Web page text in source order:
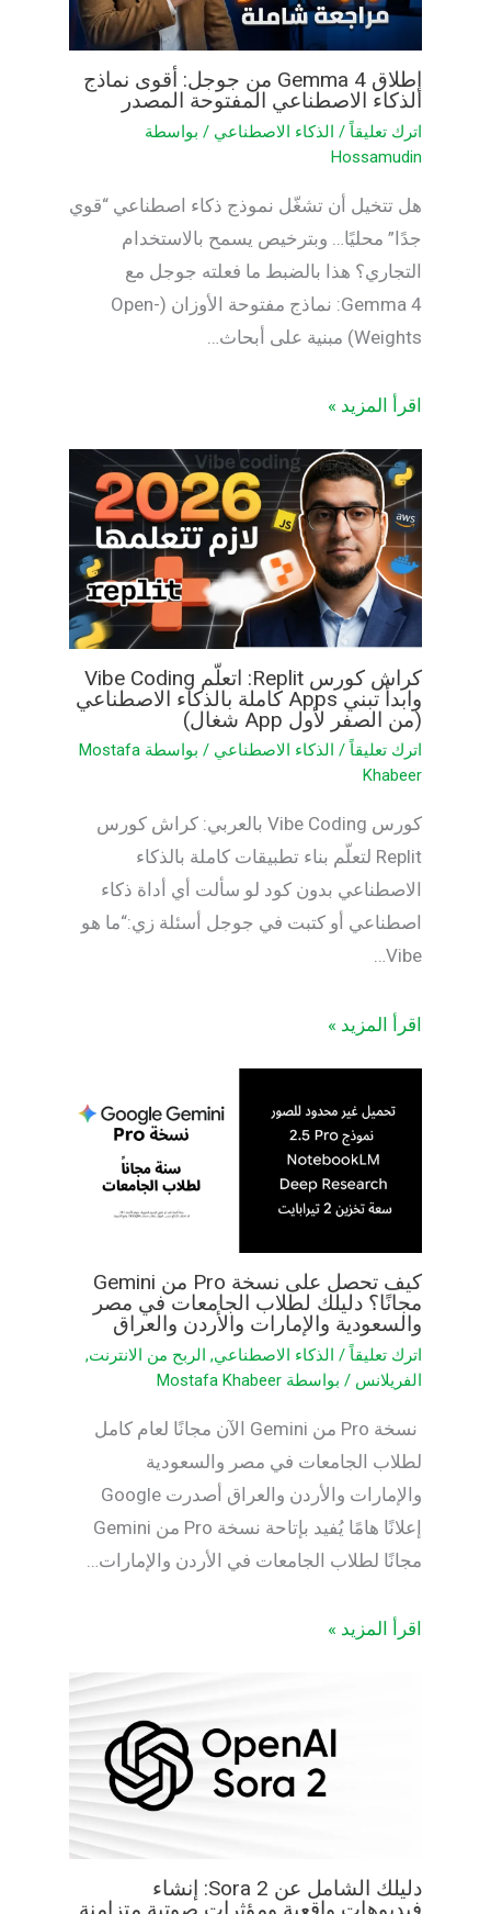
إطلاق Gemma 4 من جوجل: أقوى نماذج
الذكاء الاصطناعي المفتوحة المصدر
اترك تعليقاً / الذكاء الاصطناعي / بواسطة
Hossamudin
هل تتخيل أن تشغّل نموذج ذكاء اصطناعي “قوي
جدًا” محليًا… وبترخيص يسمح بالاستخدام
التجاري؟ هذا بالضبط ما فعلته جوجل مع
Gemma 4: نماذج مفتوحة الأوزان (Open-
Weights) مبنية على أبحاث…
اقرأ المزيد »
كراش كورس Replit: اتعلّم Vibe Coding
وابدأ تبني Apps كاملة بالذكاء الاصطناعي
(من الصفر لأول App شغال)
اترك تعليقاً / الذكاء الاصطناعي / بواسطة Mostafa
Khabeer
كورس Vibe Coding بالعربي: كراش كورس
Replit لتعلّم بناء تطبيقات كاملة بالذكاء
الاصطناعي بدون كود لو سألت أي أداة ذكاء
اصطناعي أو كتبت في جوجل أسئلة زي:“ما هو
Vibe…
اقرأ المزيد »
كيف تحصل على نسخة Pro من Gemini
مجانًا؟ دليلك لطلاب الجامعات في مصر
والسعودية والإمارات والأردن والعراق
اترك تعليقاً / الذكاء الاصطناعي, الربح من الانترنت,
الفريلانس / بواسطة Mostafa Khabeer
نسخة Pro من Gemini الآن مجانًا لعام كامل
لطلاب الجامعات في مصر والسعودية
والإمارات والأردن والعراق أصدرت Google
إعلانًا هامًا يُفيد بإتاحة نسخة Pro من Gemini
مجانًا لطلاب الجامعات في الأردن والإمارات…
اقرأ المزيد »
دليلك الشامل عن Sora 2: إنشاء
فيديوهات واقعية ومؤثرات صوتية متزامنة